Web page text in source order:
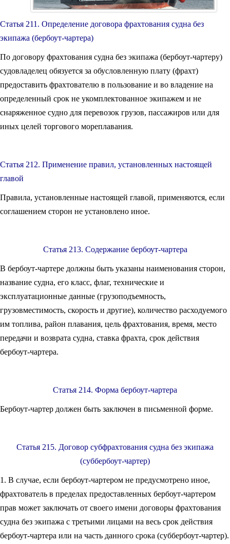
Статья 211. Определение договора фрахтования судна без
экипажа (бербоут-чартера)
По договору фрахтования судна без экипажа (бербоут-чартеру)
судовладелец обязуется за обусловленную плату (фрахт)
предоставить фрахтователю в пользование и во владение на
определенный срок не укомплектованное экипажем и не
снаряженное судно для перевозок грузов, пассажиров или для
иных целей торгового мореплавания.
Статья 212. Применение правил, установленных настоящей
главой
Правила, установленные настоящей главой, применяются, если
соглашением сторон не установлено иное.
Статья 213. Содержание бербоут-чартера
В бербоут-чартере должны быть указаны наименования сторон,
название судна, его класс, флаг, технические и
эксплуатационные данные (грузоподъемность,
грузовместимость, скорость и другие), количество расходуемого
им топлива, район плавания, цель фрахтования, время, место
передачи и возврата судна, ставка фрахта, срок действия
бербоут-чартера.
Статья 214. Форма бербоут-чартера
Бербоут-чартер должен быть заключен в письменной форме.
Статья 215. Договор субфрахтования судна без экипажа
(суббербоут-чартер)
1. В случае, если бербоут-чартером не предусмотрено иное,
фрахтователь в пределах предоставленных бербоут-чартером
прав может заключать от своего имени договоры фрахтования
судна без экипажа с третьими лицами на весь срок действия
бербоут-чартера или на часть данного срока (суббербоут-чартер).